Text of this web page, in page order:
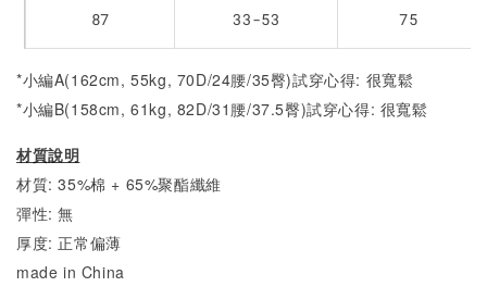
87 33-53 75
*小編A(162cm, 55kg, 70D/24腰/35臀)試穿心得: 很寬鬆
*小編B(158cm, 61kg, 82D/31腰/37.5臀)試穿心得: 很寬鬆
材質說明
材質: 35%棉 + 65%聚酯纖維
彈性: 無
厚度: 正常偏薄
made in China